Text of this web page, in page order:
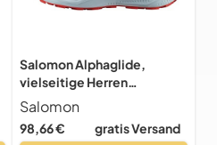
Salomon Alphaglide,
vielseitige Herren
Trailrunning Schuhe für
Komfort, optimal für
Wanderungen und
Salomon
98,66 € gratis Versand